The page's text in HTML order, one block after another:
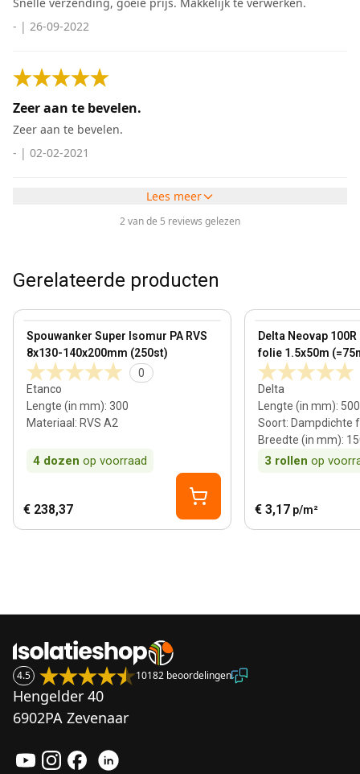
- | 26-09-2022
Zeer aan te bevelen.
Zeer aan te bevelen.
- | 02-02-2021
Lees meer
2 van de 5 reviews gelezen
Gerelateerde producten
Spouwanker Super Isomur PA RVS
8x130-140x200mm (250st)
0
Etanco
Lengte (in mm): 300
Materiaal : RVS A2
4 dozen op voorraad
View product
€ 238,37
Delta Neovap
folie 1.5x50m
Delta
Lengte (in mm):
Soort: Dampdichte
Breedte (in mm):
3 rollen op
View product
€ 3,17 p/m²
4.5 10182 beoordelingen
Hengelder 40
6902PA Zevenaar